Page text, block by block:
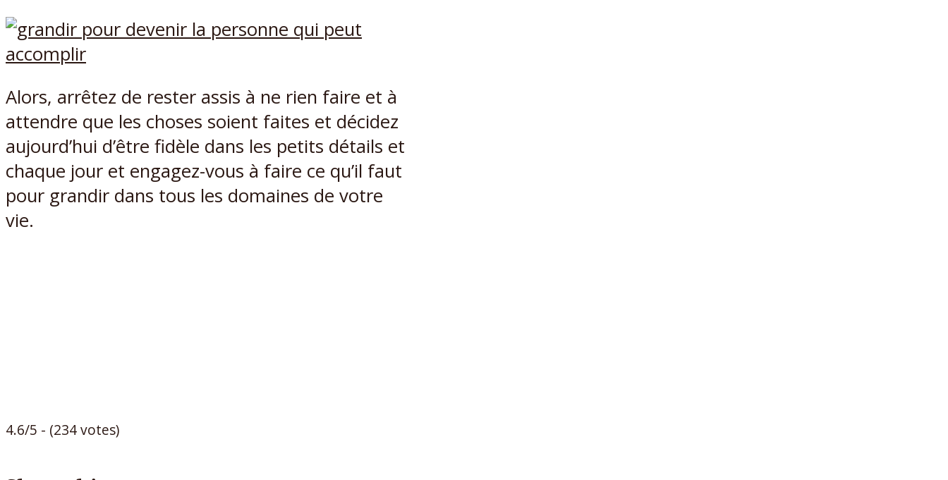
Alors, arrêtez de rester assis à ne rien faire et à
attendre que les choses soient faites et décidez
aujourd’hui d’être fidèle dans les petits détails et
chaque jour et engagez-vous à faire ce qu’il faut
pour grandir dans tous les domaines de votre
vie.
4.6/5 - (234 votes)